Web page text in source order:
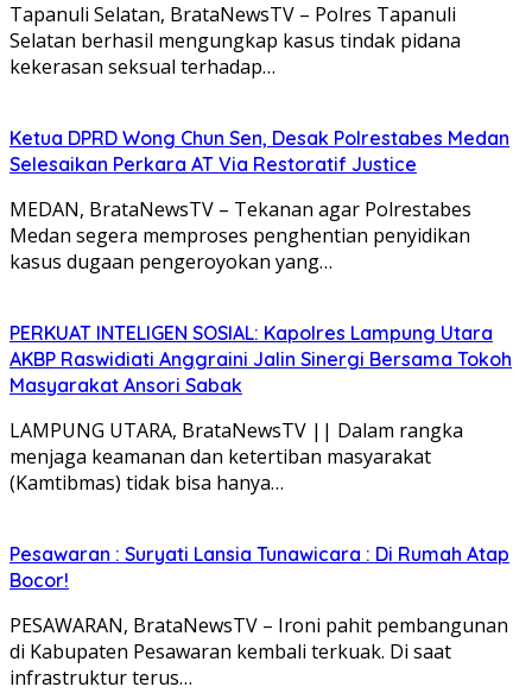
Tapanuli Selatan, BrataNewsTV – Polres Tapanuli
Selatan berhasil mengungkap kasus tindak pidana
kekerasan seksual terhadap…
Ketua DPRD Wong Chun Sen, Desak Polrestabes Medan
Selesaikan Perkara AT Via Restoratif Justice
MEDAN, BrataNewsTV – Tekanan agar Polrestabes
Medan segera memproses penghentian penyidikan
kasus dugaan pengeroyokan yang…
PERKUAT INTELIGEN SOSIAL: Kapolres Lampung Utara
AKBP Raswidiati Anggraini Jalin Sinergi Bersama Tokoh
Masyarakat Ansori Sabak
LAMPUNG UTARA, BrataNewsTV || Dalam rangka
menjaga keamanan dan ketertiban masyarakat
(Kamtibmas) tidak bisa hanya…
Pesawaran : Suryati Lansia Tunawicara : Di Rumah Atap
Bocor!
PESAWARAN, BrataNewsTV – Ironi pahit pembangunan
di Kabupaten Pesawaran kembali terkuak. Di saat
infrastruktur terus…